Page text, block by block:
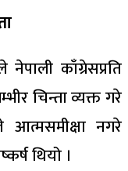
काँग्रेसप्रति
चिन्ता व्यक्त गरे
नगरे
थियो ।